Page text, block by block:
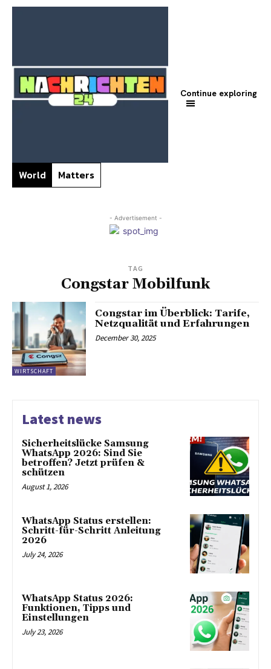
World Matters
Continue exploring
- Advertisement -
TAG
Congstar Mobilfunk
WIRTSCHAFT
Congstar im Überblick: Tarife,
Netzqualität und Erfahrungen
December 30, 2025
Latest news
Sicherheitslücke Samsung
WhatsApp 2026: Sind Sie
betroffen? Jetzt prüfen &
schützen
August 1, 2026
WhatsApp Status erstellen:
Schritt-für-Schritt Anleitung
2026
July 24, 2026
WhatsApp Status 2026:
Funktionen, Tipps und
Einstellungen
July 23, 2026